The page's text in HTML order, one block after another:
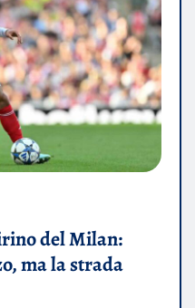
del Milan:
ma la strada